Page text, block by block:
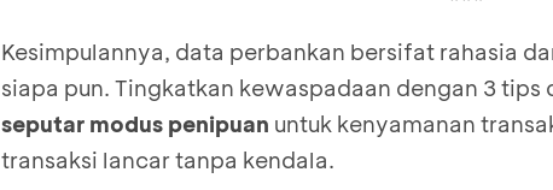
Kesimpulannya, data perbankan bersifat rahasia
siapa pun. Tingkatkan kewaspadaan dengan 3 tips
seputar modus penipuan untuk kenyamanan
transaksi lancar tanpa kendala.